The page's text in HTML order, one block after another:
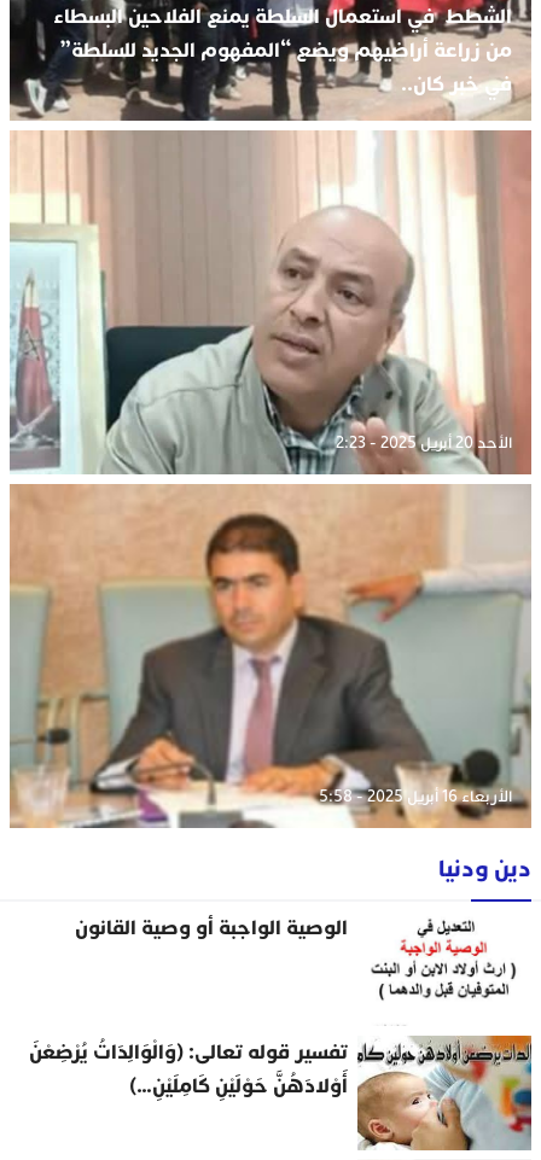
الشطط في استعمال السلطة يمنع الفلاحين البسطاء
من زراعة أراضيهم ويضع “المفهوم الجديد للسلطة”
في خبر كان..
الأحد 20 أبريل 2025 - 2:23
الأربعاء 16 أبريل 2025 - 5:58
دين ودنيا
الوصية الواجبة أو وصية القانون
تفسير قوله تعالى: (وَالْوَالِدَاتُ يُرْضِعْنَ
أَوْلادَهُنَّ حَوْلَيْنِ كَامِلَيْنِ…)